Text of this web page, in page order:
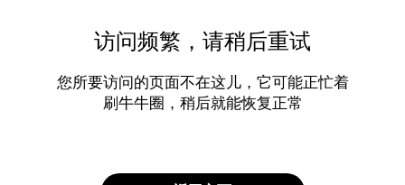
访问频繁，请稍后重试
您所要访问的页面不在这儿，它可能正忙着
刷牛牛圈，稍后就能恢复正常